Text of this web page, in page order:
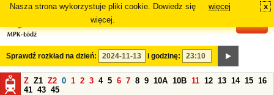
Nasza strona wykorzystuje pliki cookie. Dowiedz się
więcej.
więcej x
Sprawdź rozkład na dzień: i godzinę:
Z Z1 Z2 0 1 2 3 4 5 6 7 8 9 10A 10B 11 12 13 14 15 16
41 43 45